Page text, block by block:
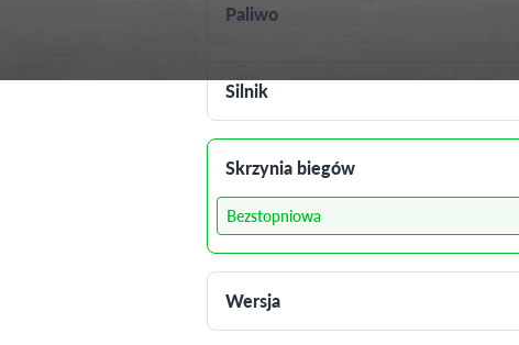
Paliwo
Silnik
Skrzynia biegów
Bezstopniowa
Wersja